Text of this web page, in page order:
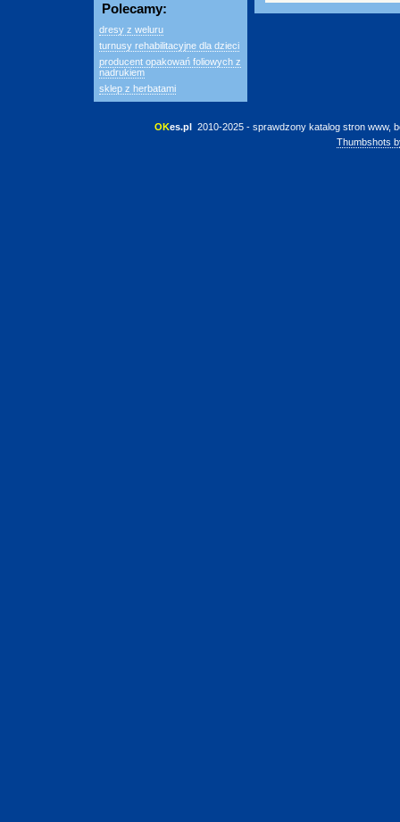
Polecamy:
dresy z weluru
turnusy rehabilitacyjne dla dzieci
producent opakowań foliowych z
nadrukiem
sklep z herbatami
OKes.pl 2010-2025 - sprawdzony katalog stron www,
Thumbshots